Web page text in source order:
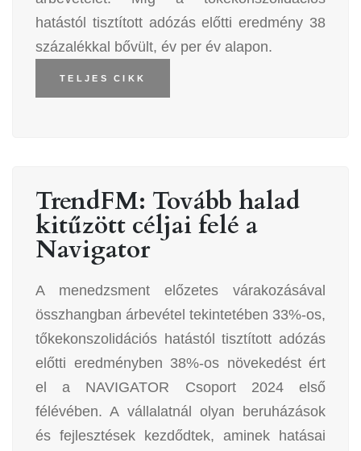
hatástól tisztított adózás előtti eredmény 38
százalékkal bővült, év per év alapon.
TELJES CIKK
TrendFM: Tovább halad
kitűzött céljai felé a
Navigator
A menedzsment előzetes várakozásával
összhangban árbevétel tekintetében 33%-os,
tőkekonszolidációs hatástól tisztított adózás
előtti eredményben 38%-os növekedést ért
el a NAVIGATOR Csoport 2024 első
félévében. A vállalatnál olyan beruházások
és fejlesztések kezdődtek, aminek hatásai